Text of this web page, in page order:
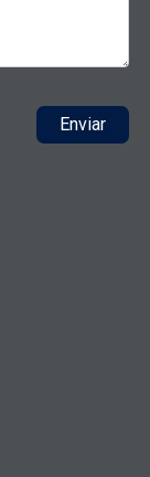
Enviar